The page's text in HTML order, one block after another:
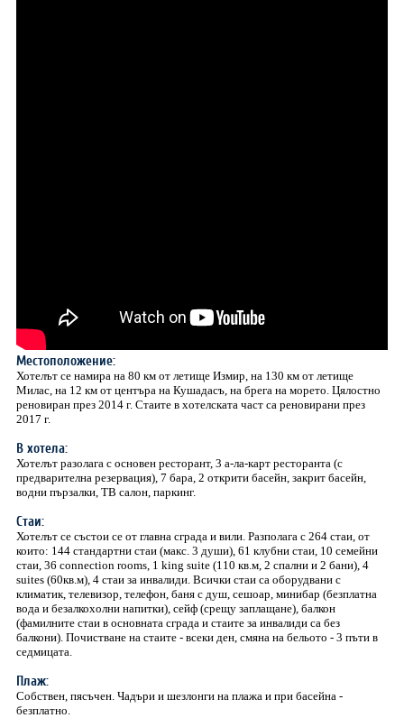
Местоположение:
Хотелът се намира на 80 км от летище Измир, на 130 км от летище
Милас, на 12 км от центъра на Кушадасъ, на брега на морето. Цялостно
реновиран през 2014 г. Стаите в хотелската част са реновирани през
2017 г.
В хотела:
Хотелът разолага с основен ресторант, 3 а-ла-карт ресторанта (с
предварителна резервация), 7 бара, 2 открити басейн, закрит басейн,
водни пързалки, ТВ салон, паркинг.
Стаи:
Хотелът се състои се от главна сграда и вили. Разполага с 264 стаи, от
които: 144 стандартни стаи (макс. 3 души), 61 клубни стаи, 10 семейни
стаи, 36 connection rooms, 1 king suite (110 кв.м, 2 спални и 2 бани), 4
suites (60кв.м), 4 стаи за инвалиди. Всички стаи са оборудвани с
климатик, телевизор, телефон, баня с душ, сешоар, минибар (безплатна
вода и безалкохолни напитки), сейф (срещу заплащане), балкон
(фамилните стаи в основната сграда и стаите за инвалиди са без
балкони). Почистване на стаите - всеки ден, смяна на бельото - 3 пъти в
седмицата.
Плаж:
Собствен, пясъчен. Чадъри и шезлонги на плажа и при басейна -
безплатно.